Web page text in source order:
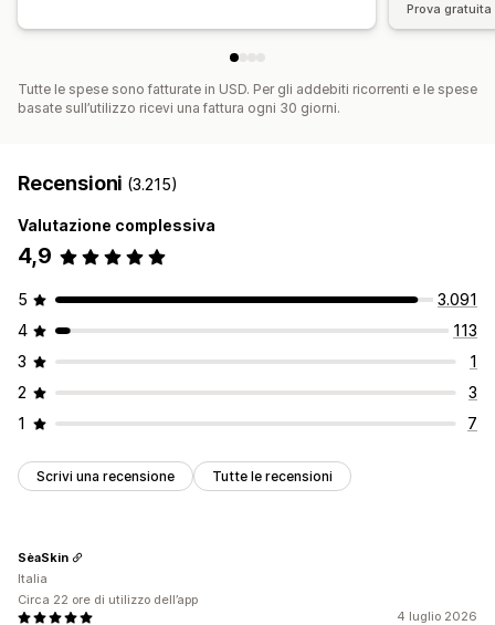
Prova
Tutte le spese sono fatturate in USD. Per gli addebiti ricorrenti e le spese
basate sull’utilizzo ricevi una fattura ogni 30 giorni.
Recensioni (3.215)
Valutazione complessiva
4,9
5
3.091
4
113
3
1
2
3
1
7
Scrivi una recensione Tutte le recensioni
4 luglio 2026
SèaSkin
Italia
Circa 22 ore di utilizzo dell’app